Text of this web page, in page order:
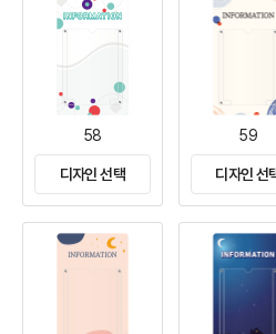
58
디자인 선택
59
디자인 선